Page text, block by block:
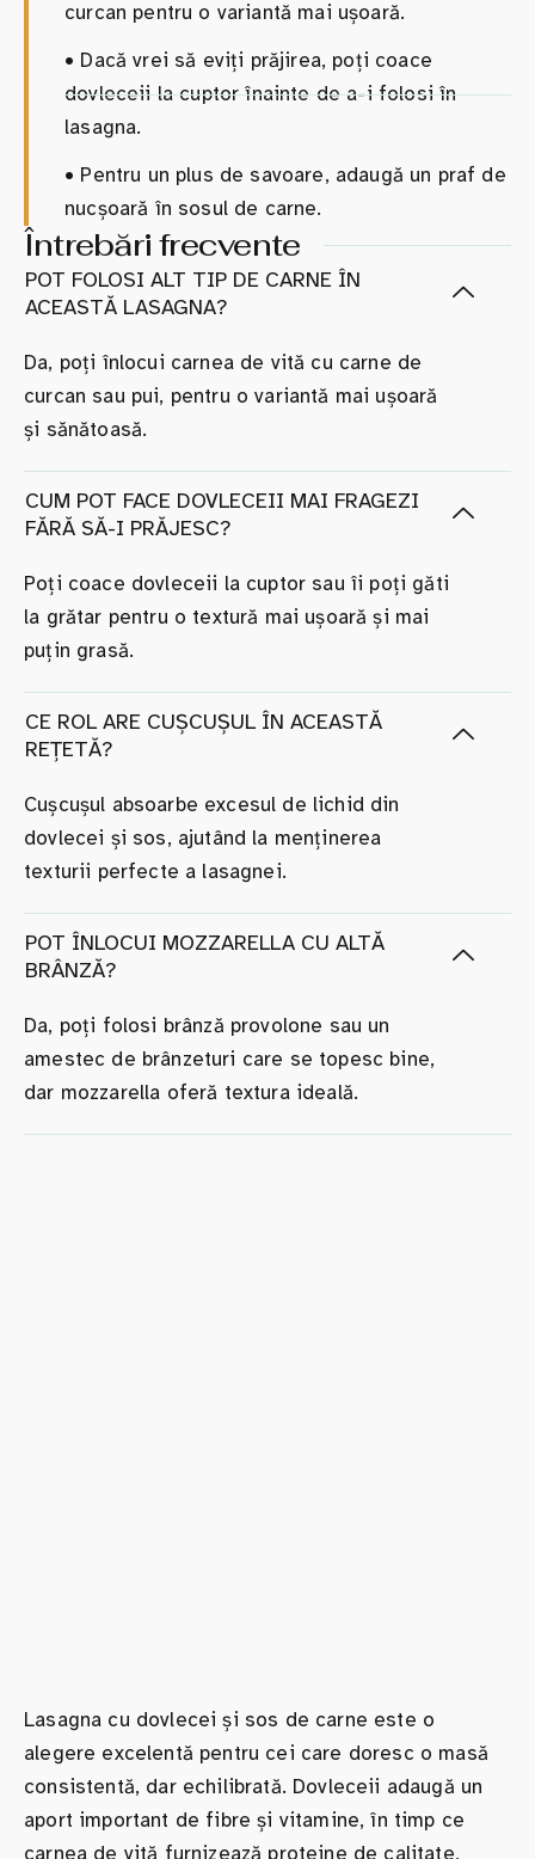
curcan pentru o variantă mai ușoară.
• Dacă vrei să eviți prăjirea, poți coace
dovleceii la cuptor înainte de a-i folosi în
lasagna.
• Pentru un plus de savoare, adaugă un praf de
nucșoară în sosul de carne.
Întrebări frecvente
POT FOLOSI ALT TIP DE CARNE ÎN
ACEASTĂ LASAGNA?
Da, poți înlocui carnea de vită cu carne de
curcan sau pui, pentru o variantă mai ușoară
și sănătoasă.
CUM POT FACE DOVLECEII MAI FRAGEZI
FĂRĂ SĂ-I PRĂJESC?
Poți coace dovleceii la cuptor sau îi poți găti
la grătar pentru o textură mai ușoară și mai
puțin grasă.
CE ROL ARE CUȘCUȘUL ÎN ACEASTĂ
REȚETĂ?
Cușcușul absoarbe excesul de lichid din
dovlecei și sos, ajutând la menținerea
texturii perfecte a lasagnei.
POT ÎNLOCUI MOZZARELLA CU ALTĂ
BRÂNZĂ?
Da, poți folosi brânză provolone sau un
amestec de brânzeturi care se topesc bine,
dar mozzarella oferă textura ideală.
Lasagna cu dovlecei și sos de carne este o
alegere excelentă pentru cei care doresc o masă
consistentă, dar echilibrată. Dovleceii adaugă un
aport important de fibre și vitamine, în timp ce